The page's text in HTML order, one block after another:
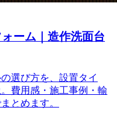
ーム｜造作洗面台
選び方を、設置タイ
費用感・施工事例・輸
とめます。